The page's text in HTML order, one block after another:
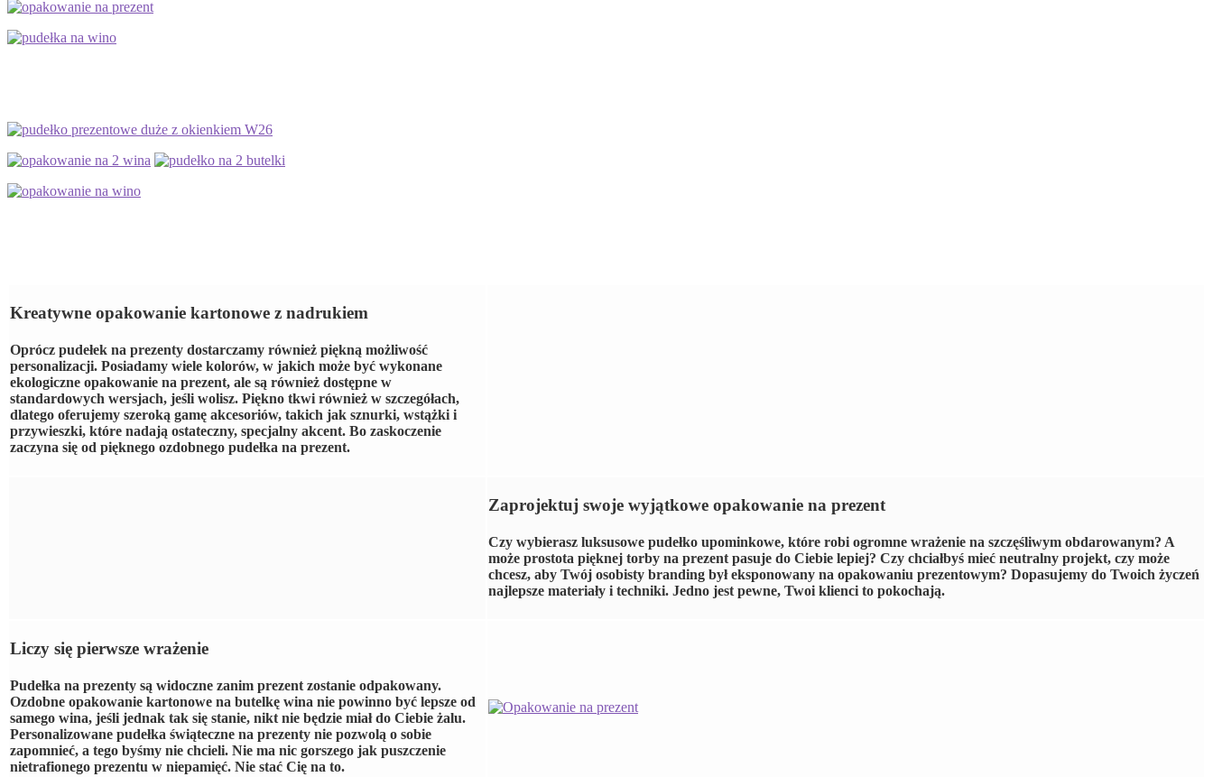
Kreatywne opakowanie kartonowe z nadrukiem
Oprócz pudełek na prezenty dostarczamy również piękną możliwość
personalizacji. Posiadamy wiele kolorów, w jakich może być wykonane
ekologiczne opakowanie na prezent, ale są również dostępne w
standardowych wersjach, jeśli wolisz. Piękno tkwi również w szczegółach,
dlatego oferujemy szeroką gamę akcesoriów, takich jak sznurki, wstążki i
przywieszki, które nadają ostateczny, specjalny akcent. Bo zaskoczenie
zaczyna się od pięknego ozdobnego pudełka na prezent.
Zaprojektuj swoje wyjątkowe opakowanie na prezent
Czy wybierasz luksusowe pudełko upominkowe, które robi ogromne wrażenie na szczęśliwym obdarowanym? A
może prostota pięknej torby na prezent pasuje do Ciebie lepiej? Czy chciałbyś mieć neutralny projekt, czy może
chcesz, aby Twój osobisty branding był eksponowany na opakowaniu prezentowym? Dopasujemy do Twoich życzeń
najlepsze materiały i techniki. Jedno jest pewne, Twoi klienci to pokochają.
Liczy się pierwsze wrażenie
Pudełka na prezenty są widoczne zanim prezent zostanie odpakowany.
Ozdobne opakowanie kartonowe na butelkę wina nie powinno być lepsze od
samego wina, jeśli jednak tak się stanie, nikt nie będzie miał do Ciebie żalu.
Personalizowane pudełka świąteczne na prezenty nie pozwolą o sobie
zapomnieć, a tego byśmy nie chcieli. Nie ma nic gorszego jak puszczenie
nietrafionego prezentu w niepamięć. Nie stać Cię na to.